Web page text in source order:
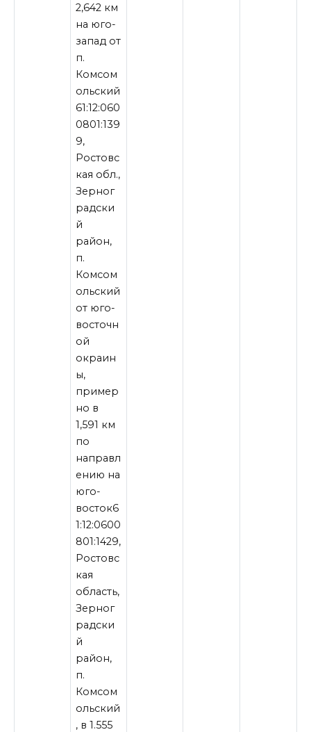
2,642 км
на юго-
запад от
п.
Комсом
ольский
61:12:060
0801:139
9,
Ростовс
кая обл.,
Зерног
радски
й
район,
п.
Комсом
ольский
от юго-
восточн
ой
окраин
ы,
пример
но в
1,591 км
по
направл
ению на
юго-
восток6
1:12:0600
801:1429,
Ростовс
кая
область,
Зерног
радски
й
район,
п.
Комсом
ольский
, в 1.555